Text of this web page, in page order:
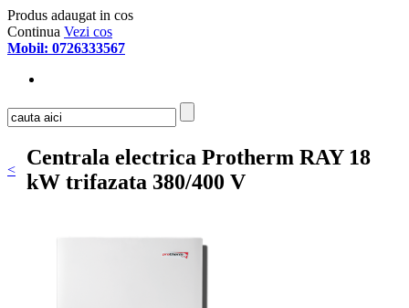
Produs adaugat in cos
Continua Vezi cos
Mobil: 0726333567
<
Centrala electrica Protherm RAY 18
kW trifazata 380/400 V